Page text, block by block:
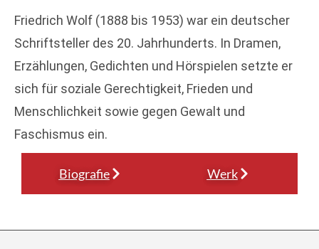
Friedrich Wolf (1888 bis 1953) war ein deutscher
Schriftsteller des 20. Jahrhunderts. In Dramen,
Erzählungen, Gedichten und Hörspielen setzte er
sich für soziale Gerechtigkeit, Frieden und
Menschlichkeit sowie gegen Gewalt und
Faschismus ein.
Biografie Werk